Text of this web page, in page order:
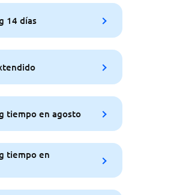
14 días
tiempo en agosto
tiempo en